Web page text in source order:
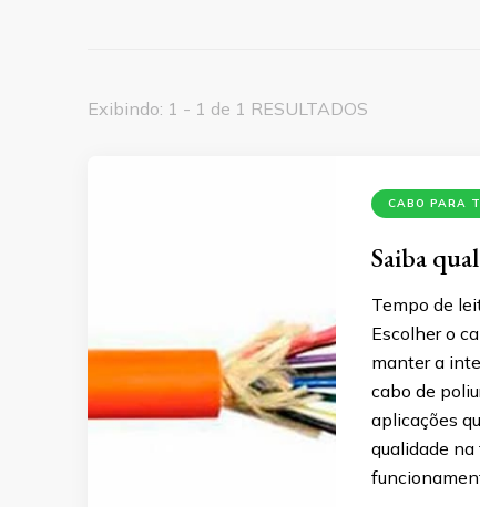
Exibindo: 1 - 1 de 1 RESULTADOS
CABO PARA
Saiba
Tempo de
Escolher o
manter a
cabo de
aplicações
qualidade